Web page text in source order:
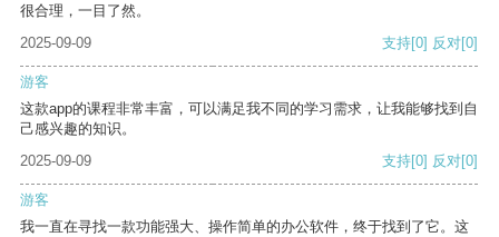
很合理，一目了然。
2025-09-09
支持[0] 反对[0]
游客
这款app的课程非常丰富，可以满足我不同的学习需求，让我能够找到自
己感兴趣的知识。
2025-09-09
支持[0] 反对[0]
游客
我一直在寻找一款功能强大、操作简单的办公软件，终于找到了它。这